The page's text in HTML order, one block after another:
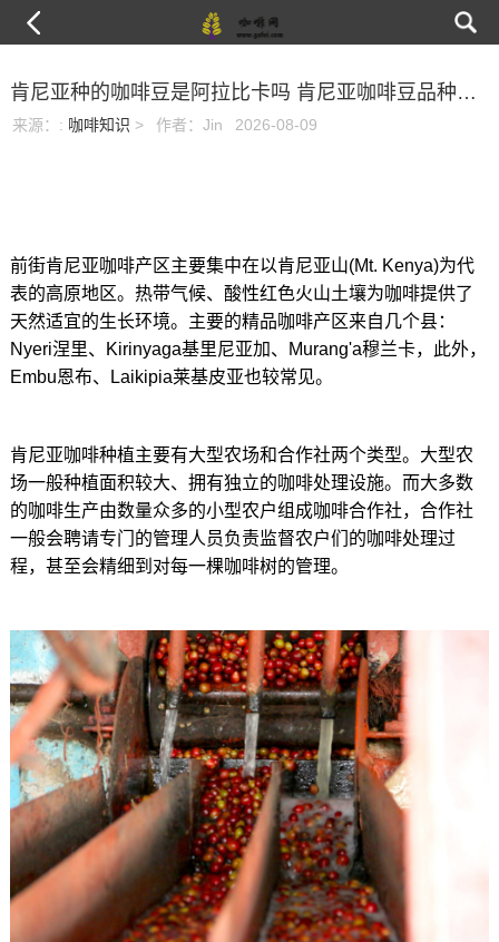
肯尼亚种的咖啡豆是阿拉比卡吗 肯尼亚咖啡豆品种垂涎的番茄莓果酸香
来源： : 咖啡知识 > 作者：Jin 2026-08-09
前街肯尼亚咖啡产区主要集中在以肯尼亚山(Mt. Kenya)为代
表的高原地区。热带气候、酸性红色火山土壤为咖啡提供了
天然适宜的生长环境。主要的精品咖啡产区来自几个县：
Nyeri涅里、Kirinyaga基里尼亚加、Murang'a穆兰卡，此外，
Embu恩布、Laikipia莱基皮亚也较常见。
肯尼亚咖啡种植主要有大型农场和合作社两个类型。大型农
场一般种植面积较大、拥有独立的咖啡处理设施。而大多数
的咖啡生产由数量众多的小型农户组成咖啡合作社，合作社
一般会聘请专门的管理人员负责监督农户们的咖啡处理过
程，甚至会精细到对每一棵咖啡树的管理。